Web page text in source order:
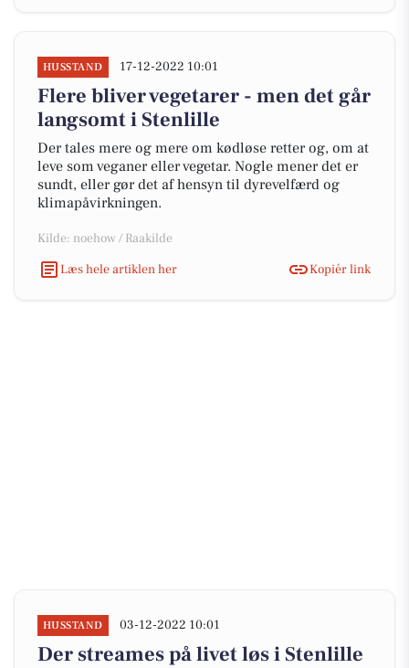
HUSSTAND 17-12-2022 10:01
Flere bliver vegetarer - men det går
langsomt i Stenlille
Der tales mere og mere om kødløse retter og, om at
leve som veganer eller vegetar. Nogle mener det er
sundt, eller gør det af hensyn til dyrevelfærd og
klimapåvirkningen.
Kilde: noehow / Raakilde
Læs hele artiklen her
Kopiér link
HUSSTAND 03-12-2022 10:01
Der streames på livet løs i Stenlille